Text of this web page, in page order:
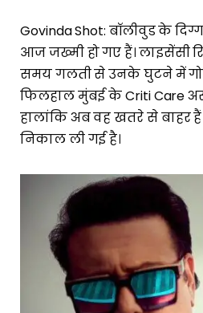
Govinda Shot: बॉलीवुड के
आज जख्मी हो गए हैं। लाइसेंसी
समय गलती से उनके घुटने में
फिलहाल मुंबई के Criti Care
हालांकि अब वह खतरे से बाहर
निकाल ली गई है।